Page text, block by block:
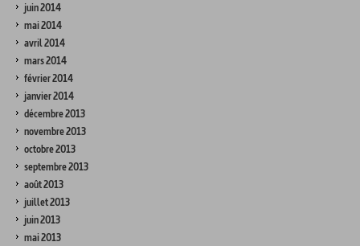
juin 2014
mai 2014
avril 2014
mars 2014
février 2014
janvier 2014
décembre 2013
novembre 2013
octobre 2013
septembre 2013
août 2013
juillet 2013
juin 2013
mai 2013